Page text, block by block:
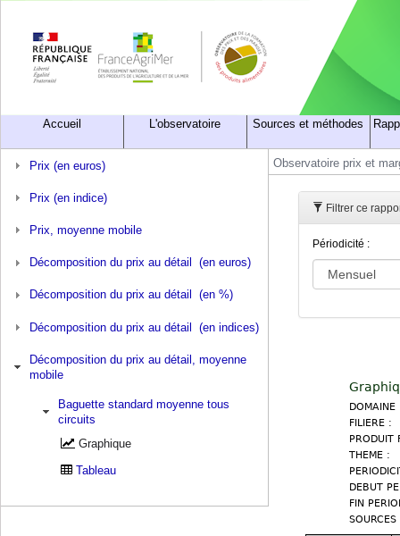
Accueil L'observatoire Sources et méthodes
Prix (en euros)
Prix (en indice)
Prix, moyenne mobile
Décomposition du prix au détail (en euros)
Décomposition du prix au détail (en %)
Décomposition du prix au détail (en indices)
Décomposition du prix au détail, moyenne
mobile
Baguette standard moyenne tous
circuits
Graphique
Tableau
Observatoire prix et
Filtrer ce
Périodicité :